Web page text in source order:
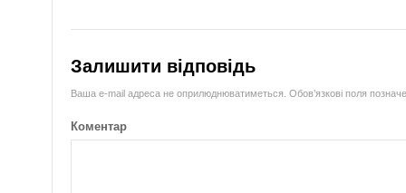
Залишити відповідь
Ваша e-mail адреса не оприлюднюватиметься. Обов’язкові поля
Коментар